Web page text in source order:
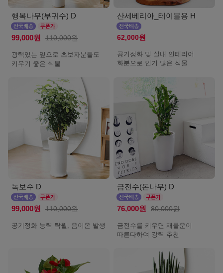
행복나무(부귀수) D
99,000원 110,000원
광택있는 잎으로 초보자분들도
키우기 좋은 식물
산세베리아_테이블용 H
62,000원
공기정화 및 실내 인테리어
화분으로 인기 많은 식물
녹보수 D
99,000원 110,000원
공기정화 능력 탁월, 음이온 발생
금전수(돈나무) D
76,000원 80,000원
금전수를 키우면 재물운이
따른다하여 강력 추천